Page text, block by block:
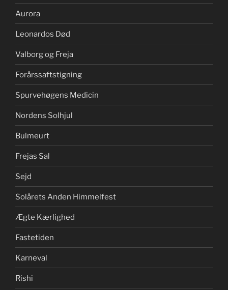
Aurora
Leonardos Død
Valborg og Freja
Forårssaftstigning
Spurvehøgens Medicin
Nordens Solhjul
Bulmeurt
Frejas Sal
Sejd
Solårets Anden Himmelfest
Ægte Kærlighed
Fastetiden
Karneval
Rishi